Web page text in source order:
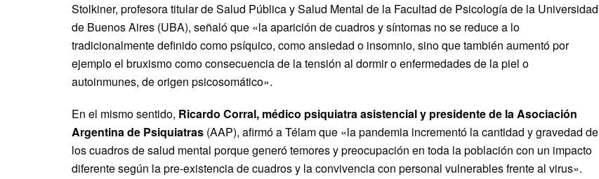
Stolkiner, profesora titular de Salud Pública y Salud Mental de la Facultad de Psicología de la Universidad
de Buenos Aires (UBA), señaló que «la aparición de cuadros y síntomas no se reduce a lo
tradicionalmente definido como psíquico, como ansiedad o insomnio, sino que también aumentó por
ejemplo el bruxismo como consecuencia de la tensión al dormir o enfermedades de la piel o
autoinmunes, de origen psicosomático».
En el mismo sentido, Ricardo Corral, médico psiquiatra asistencial y presidente de la Asociación
Argentina de Psiquiatras (AAP), afirmó a Télam que «la pandemia incrementó la cantidad y gravedad de
los cuadros de salud mental porque generó temores y preocupación en toda la población con un impacto
diferente según la pre-existencia de cuadros y la convivencia con personal vulnerables frente al virus».